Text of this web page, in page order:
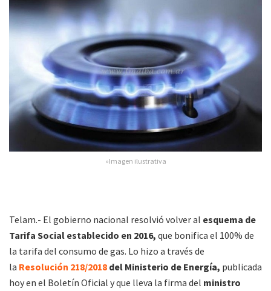
»Imagen ilustrativa
Telam.- El gobierno nacional resolvió volver al esquema de
Tarifa Social establecido en 2016, que bonifica el 100% de
la tarifa del consumo de gas. Lo hizo a través de
la Resolución 218/2018 del Ministerio de Energía, publicada
hoy en el Boletín Oficial y que lleva la firma del ministro